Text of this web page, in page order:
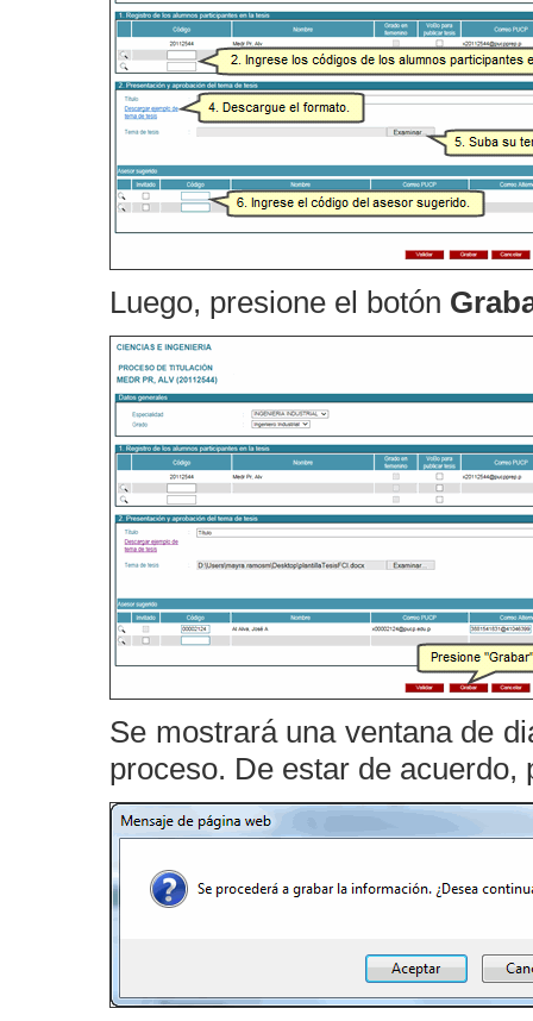
Luego, presione el botón
Se mostrará una ventana de
proceso. De estar de